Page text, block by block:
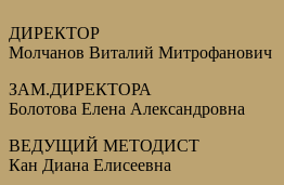
ДИРЕКТОР
Молчанов Виталий Митрофанович
ЗАМ.ДИРЕКТОРА
Болотова Елена Александровна
ВЕДУЩИЙ МЕТОДИСТ
Кан Диана Елисеевна